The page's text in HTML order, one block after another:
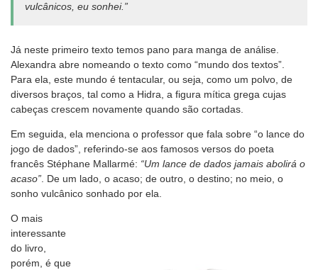
vulcânicos, eu sonhei.”
Já neste primeiro texto temos pano para manga de análise.
Alexandra abre nomeando o texto como “mundo dos textos”.
Para ela, este mundo é tentacular, ou seja, como um polvo, de
diversos braços, tal como a Hidra, a figura mítica grega cujas
cabeças crescem novamente quando são cortadas.
Em seguida, ela menciona o professor que fala sobre “o lance do
jogo de dados”, referindo-se aos famosos versos do poeta
francês Stéphane Mallarmé: “Um lance de dados jamais abolirá o
acaso” . De um lado, o acaso; de outro, o destino; no meio, o
sonho vulcânico sonhado por ela.
O mais
interessante
do livro,
porém, é que